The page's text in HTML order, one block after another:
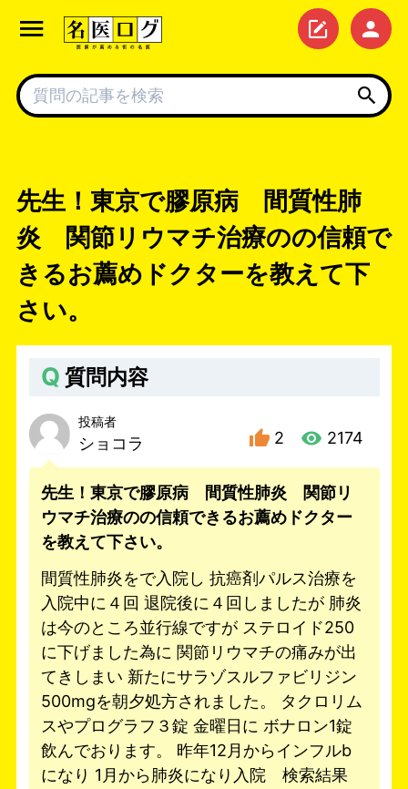
先生！東京で膠原病 間質性肺
炎 関節リウマチ治療のの信頼で
きるお薦めドクターを教えて下
さい。
Q 質問内容
投稿者
ショコラ 2 2174
先生！東京で膠原病 間質性肺炎 関節リ
ウマチ治療のの信頼できるお薦めドクター
を教えて下さい。
間質性肺炎をで入院し 抗癌剤パルス治療を
入院中に４回 退院後に４回しましたが 肺炎
は今のところ並行線ですが ステロイド250
に下げました為に 関節リウマチの痛みが出
てきしまい 新たにサラゾスルファビリジン
500mgを朝夕処方されました。 タクロリム
スやプログラフ３錠 金曜日に ボナロン1錠
飲んでおります。 昨年12月からインフルb
になり 1月から肺炎になり入院 検索結果